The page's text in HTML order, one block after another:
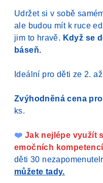
hvězdiček.
Udržet si v sobě
ale budou mít k ruce
jim to hravě. Když se
báseň.
Ideální pro děti ze 2.
Zvýhodněná cena
ks.
❤️ Jak nejlépe využít
emočních
děti 30
můžete tady.